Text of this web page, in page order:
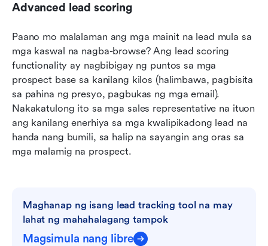
Advanced lead scoring
Paano mo malalaman ang mga mainit na lead mula sa
mga kaswal na nagba-browse? Ang lead scoring
functionality ay nagbibigay ng puntos sa mga
prospect base sa kanilang kilos (halimbawa, pagbisita
sa pahina ng presyo, pagbukas ng mga email).
Nakakatulong ito sa mga sales representative na ituon
ang kanilang enerhiya sa mga kwalipikadong lead na
handa nang bumili, sa halip na sayangin ang oras sa
mga malamig na prospect.
Maghanap ng isang lead tracking tool na may
lahat ng mahahalagang tampok
Magsimula nang libre